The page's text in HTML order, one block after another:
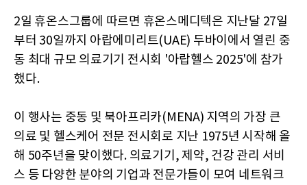
2일 휴온스그룹에 따르면 휴온스메디텍은 지난달 27일
부터 30일까지 아랍에미리트(UAE) 두바이에서 열린 중
동 최대 규모 의료기기 전시회 '아랍헬스 2025'에 참가
했다.
이 행사는 중동 및 북아프리카(MENA) 지역의 가장 큰
의료 및 헬스케어 전문 전시회로 지난 1975년 시작해 올
해 50주년을 맞이했다. 의료기기, 제약, 건강 관리 서비
스 등 다양한 분야의 기업과 전문가들이 모여 네트워크